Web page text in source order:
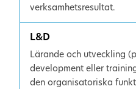
verksamhetsresultat.
L&D
Lärande och utveckling
development eller
den organisatoriska